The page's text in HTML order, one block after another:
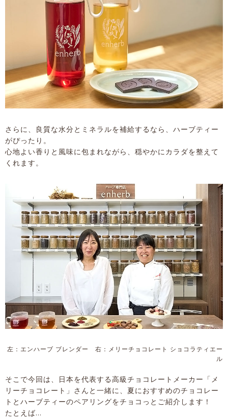
さらに、良質な水分とミネラルを補給するなら、ハーブティー
がぴったり。
心地よい香りと風味に包まれながら、穏やかにカラダを整えて
くれます。
左：エンハーブ ブレンダー 右：メリーチョコレート ショコラティエー
ル
そこで今回は、日本を代表する高級チョコレートメーカー「メ
リーチョコレート」さんと一緒に、夏におすすめのチョコレー
トとハーブティーのペアリングをチョコっとご紹介します！
たとえば…